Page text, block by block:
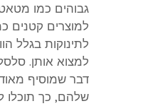
גבוהים כמו
למוצרים קטנים
לתינוקות בגלל
למצוא אותן.
דבר שמוסיף
שלהם, כך תוכלו